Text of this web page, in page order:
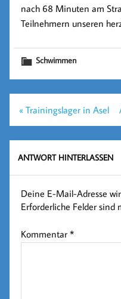
nach 68 Minuten am
Teilnehmern unseren
Schwimmen
Beitragsnavigation
« Trainingslager in Asel
ANTWORT HINTERLASSEN
Deine E-Mail-Adresse
Erforderliche Felder sind
Kommentar*